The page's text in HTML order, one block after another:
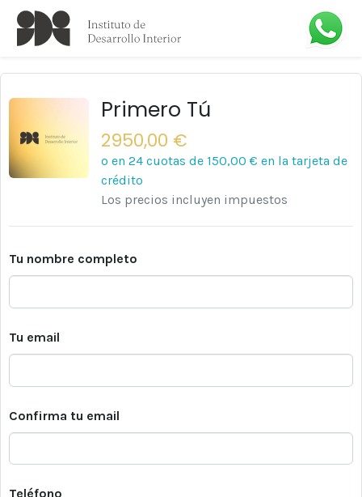
Primero Tú
2950,00 €
o en 24 cuotas de 150,00 € en la tarjeta de
crédito
Los precios incluyen impuestos
Tu nombre completo
Tu email
Confirma tu email
Teléfono